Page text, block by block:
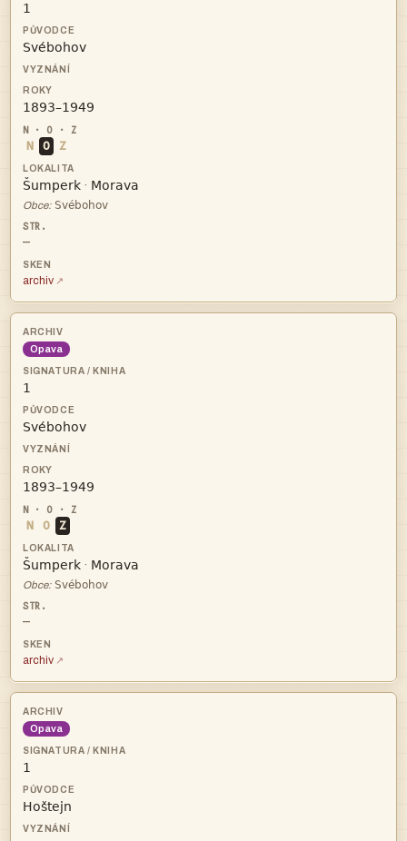



N O Z
 · 
Obce: 
—
archiv
Opava



N O Z
 · 
Obce: 
—
archiv
Opava

